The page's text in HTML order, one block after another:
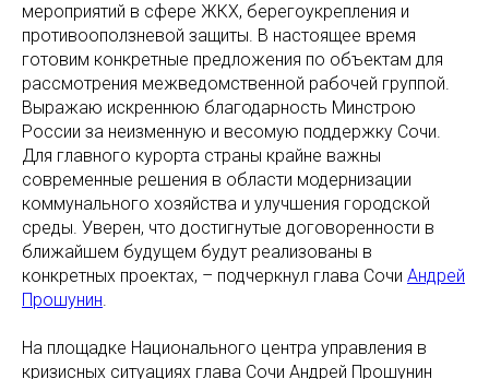
мероприятий в сфере ЖКХ, берегоукрепления и
противооползневой защиты. В настоящее время
готовим конкретные предложения по объектам для
рассмотрения межведомственной рабочей группой.
Выражаю искреннюю благодарность Минстрою
России за неизменную и весомую поддержку Сочи.
Для главного курорта страны крайне важны
современные решения в области модернизации
коммунального хозяйства и улучшения городской
среды. Уверен, что достигнутые договоренности в
ближайшем будущем будут реализованы в
конкретных проектах, – подчеркнул глава Сочи Андрей
Прошунин.
На площадке Национального центра управления в
кризисных ситуациях глава Сочи Андрей Прошунин